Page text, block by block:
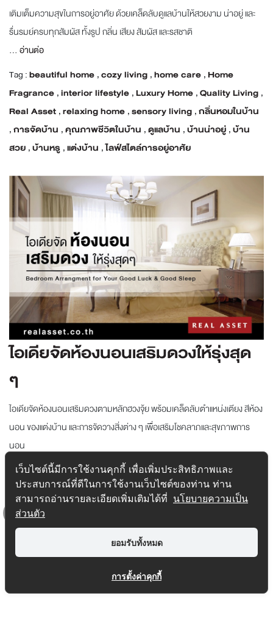
Top
เติมเต็มความสุขในการอยู่อาศัย ด้วยเคล็ดลับดูแลบ้านให้สวยงาม น่าอยู่ และ
รื่นรมย์ครบทุกสัมผัส ทั้งรูป กลิ่น เสียง สัมผัส และรสชาติ
... อ่านต่อ
Tag :beautiful home ,cozy living ,home care ,Home
Fragrance ,interior lifestyle ,Luxury Home ,Quality Living ,
Real Asset ,relaxing home ,sensory living ,กลิ่นหอมในบ้าน
,การจัดบ้าน ,คุณภาพชีวิตในบ้าน ,ดูแลบ้าน ,บ้านน่าอยู่ ,บ้าน
สวย ,บ้านหรู ,แต่งบ้าน ,ไลฟ์สไตล์การอยู่อาศัย
ไอเดียจัดห้องนอนเสริมดวงให้รุ่งสุด
ๆ
ไอเดียจัดห้องนอนเสริมดวงตามหลักฮวงจุ้ย พร้อมเคล็ดลับตำแหน่งเตียง สีห้อง
นอน ของแต่งบ้าน และการจัดวางสิ่งต่าง ๆ เพื่อเสริมโชคลาภและสุขภาพการ
นอน
...อ่านต่อ
Tag :Condominium,Home Decoration,Home Office
Single House , Tips & Trick,Townhome,การแต่งบ้าน,ฮวง
จุ้ย,เคล็ดลับ,แต่งบ้าน
เว็บไซต์นี้มีการใช้งานคุกกี้ เพื่อเพิ่มประสิทธิภาพและ
ประสบการณ์ที่ดีในการใช้งานเว็บไซต์ของท่าน ท่าน
สามารถอ่านรายละเอียดเพิ่มเติมได้ที่ นโยบายความเป็น
ส่วนตัว
ยอมรับทั้งหมด
การตั้งค่าคุกกี้